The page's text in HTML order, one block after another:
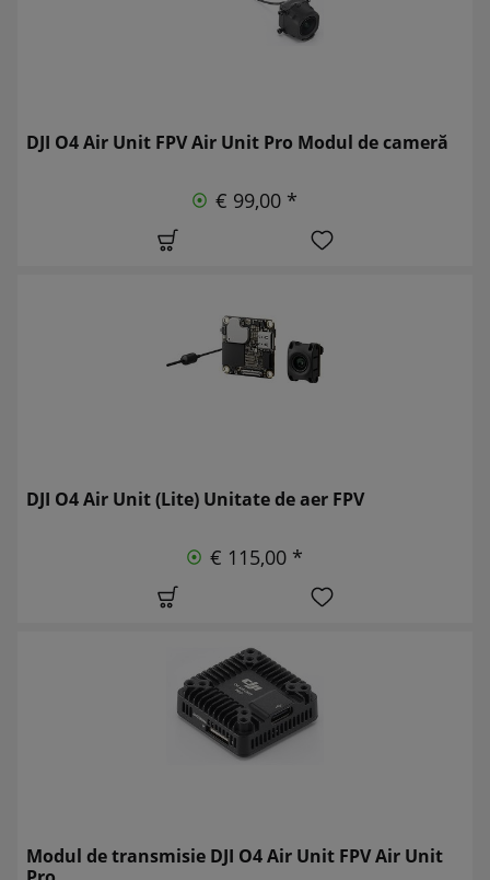
DJI O4 Air Unit FPV Air Unit Pro Modul de cameră
€ 99,00 *
DJI O4 Air Unit (Lite) Unitate de aer FPV
€ 115,00 *
Modul de transmisie DJI O4 Air Unit FPV Air Unit